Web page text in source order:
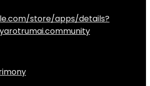
store/apps/details?